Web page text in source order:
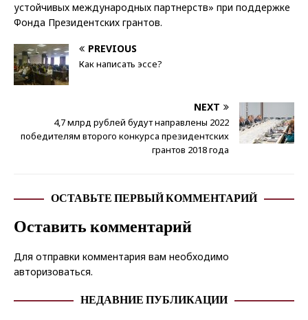
устойчивых международных партнерств» при поддержке
Фонда Президентских грантов.
PREVIOUS
Как написать эссе?
NEXT
4,7 млрд рублей будут направлены 2022
победителям второго конкурса президентских
грантов 2018 года
ОСТАВЬТЕ ПЕРВЫЙ КОММЕНТАРИЙ
Оставить комментарий
Для отправки комментария вам необходимо
авторизоваться.
НЕДАВНИЕ ПУБЛИКАЦИИ